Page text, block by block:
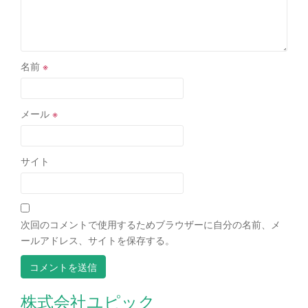
名前 ※
メール ※
サイト
次回のコメントで使用するためブラウザーに自分の名前、メ
ールアドレス、サイトを保存する。
株式会社ユピック